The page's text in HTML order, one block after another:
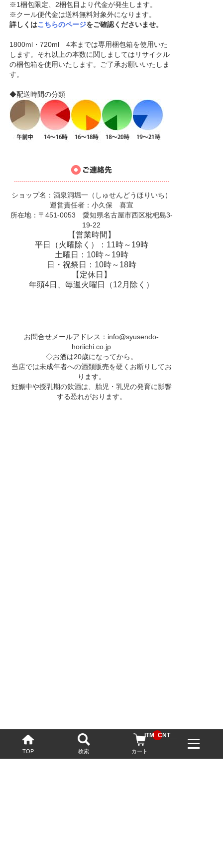
TOP 検索 カート
__ITM_CNT__
※1梱包限定、2梱包目より代金が発生します。
※クール便代金は送料無料対象外になります。
詳しくはこちらのページをご確認くださいませ。
1800ml・720ml 4本までは専用梱包箱を使用いた
します。それ以上の本数に関しましてはリサイクル
の梱包箱を使用いたします。ご了承お願いいたしま
す。
◆配送時間の分類
ショップ名：酒泉洞堀一（しゅせんどうほりいち）
運営責任者：小久保 喜宣
所在地：〒451-0053 愛知県名古屋市西区枇杷島3-
19-22
【営業時間】
平日（火曜除く）：11時～19時
土曜日：10時～19時
日・祝祭日：10時～18時
【定休日】
年頭4日、毎週火曜日（12月除く）
お問合せメールアドレス： info@syusendo-
horiichi.co.jp
◇お酒は20歳になってから。
当店では未成年者への酒類販売を硬くお断りしてお
ります。
妊娠中や授乳期の飲酒は、胎児・乳児の発育に影響
する恐れがおります。